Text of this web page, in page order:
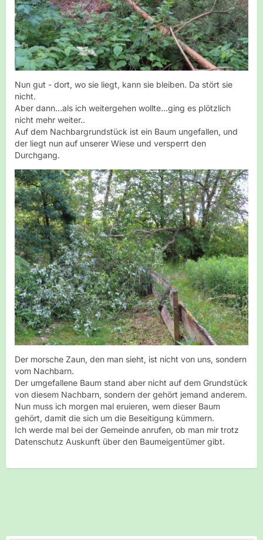
Nun gut - dort, wo sie liegt, kann sie bleiben. Da stört sie
nicht.
Aber dann...als ich weitergehen wollte...ging es plötzlich
nicht mehr weiter..
Auf dem Nachbargrundstück ist ein Baum ungefallen, und
der liegt nun auf unserer Wiese und versperrt den
Durchgang.
Der morsche Zaun, den man sieht, ist nicht von uns, sondern
vom Nachbarn.
Der umgefallene Baum stand aber nicht auf dem Grundstück
von diesem Nachbarn, sondern der gehört jemand anderem.
Nun muss ich morgen mal eruieren, wem dieser Baum
gehört, damit die sich um die Beseitigung kümmern.
Ich werde mal bei der Gemeinde anrufen, ob man mir trotz
Datenschutz Auskunft über den Baumeigentümer gibt.